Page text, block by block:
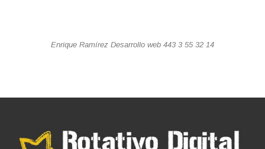
Enrique Ramírez Desarrollo web 443 3 55 32 14